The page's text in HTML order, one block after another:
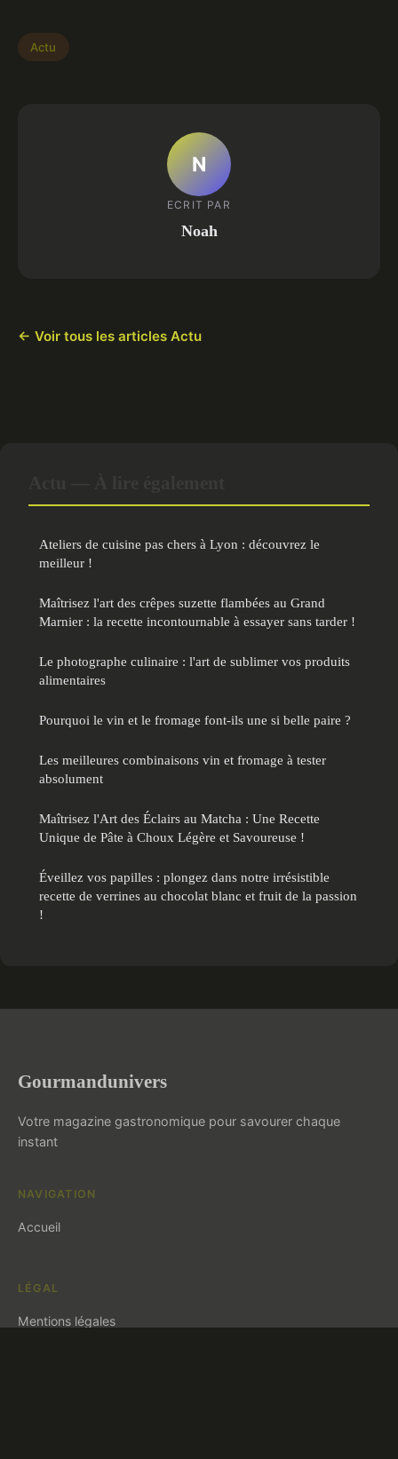
Actu
N
ECRIT PAR
Noah
← Voir tous les articles Actu
Ateliers de cuisine pas chers à Lyon : découvrez le
meilleur !
Maîtrisez l'art des crêpes suzette flambées au Grand
Marnier : la recette incontournable à essayer sans tarder !
Le photographe culinaire : l'art de sublimer vos produits
alimentaires
Pourquoi le vin et le fromage font-ils une si belle paire ?
Les meilleures combinaisons vin et fromage à tester
absolument
Maîtrisez l'Art des Éclairs au Matcha : Une Recette
Unique de Pâte à Choux Légère et Savoureuse !
Éveillez vos papilles : plongez dans notre irrésistible
recette de verrines au chocolat blanc et fruit de la passion
!
Gourmandunivers
Votre magazine gastronomique pour savourer chaque
instant
NAVIGATION
Accueil
LÉGAL
Mentions légales